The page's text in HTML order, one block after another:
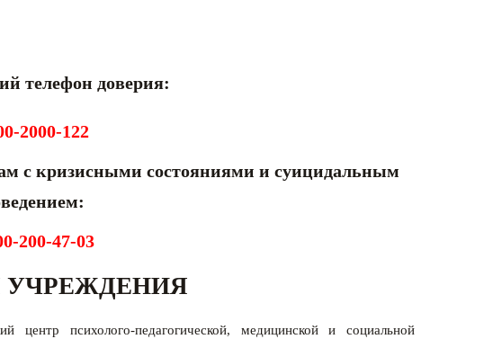
телефон доверия:
2000-122
кризисными состояниями и суицидальным
200-47-03
УЧРЕЖДЕНИЯ
центр психолого-педагогической, медицинской и социальной